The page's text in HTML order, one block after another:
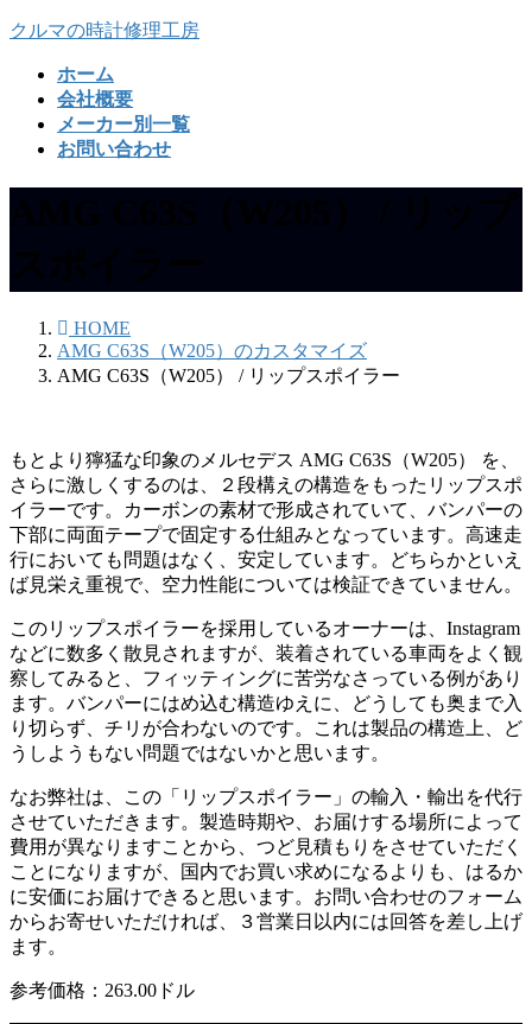
コ
ナ
クルマの時計修理工房
ホーム
会社概要
メーカー別一覧
お問い合わせ
HOME
AMG C63S（W205）のカスタマイズ
AMG C63S（W205） / リップスポイラー
もとより獰猛な印象のメルセデス AMG C63S（W205） を、
さらに激しくするのは、２段構えの構造をもったリップスポ
イラーです。カーボンの素材で形成されていて、バンパーの
下部に両面テープで固定する仕組みとなっています。高速走
行においても問題はなく、安定しています。どちらかといえ
ば見栄え重視で、空力性能については検証できていません。
このリップスポイラーを採用しているオーナーは、Instagram
などに数多く散見されますが、装着されている車両をよく観
察してみると、フィッティングに苦労なさっている例があり
ます。バンパーにはめ込む構造ゆえに、どうしても奥まで入
り切らず、チリが合わないのです。これは製品の構造上、ど
うしようもない問題ではないかと思います。
なお弊社は、この「リップスポイラー」の輸入・輸出を代行
させていただきます。製造時期や、お届けする場所によって
費用が異なりますことから、つど見積もりをさせていただく
ことになりますが、国内でお買い求めになるよりも、はるか
に安価にお届けできると思います。お問い合わせのフォーム
からお寄せいただければ、３営業日以内には回答を差し上げ
ます。
参考価格：263.00ドル